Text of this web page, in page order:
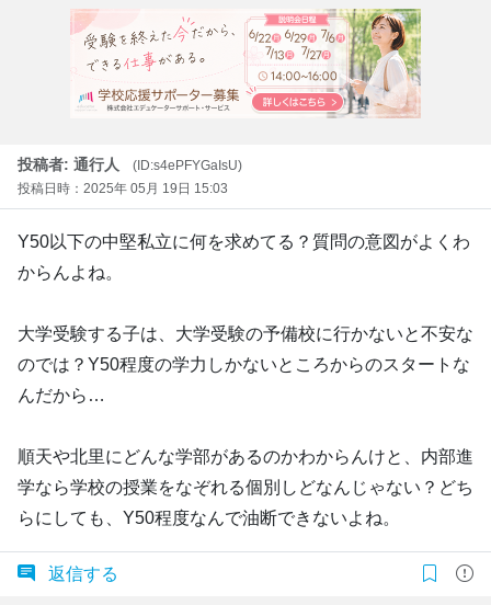
投稿者: 通行人
(ID:s4ePFYGaIsU)
投稿日時：2025年 05月 19日 15:03
Y50以下の中堅私立に何を求めてる？質問の意図がよくわ
からんよね。
大学受験する子は、大学受験の予備校に行かないと不安な
のでは？Y50程度の学力しかないところからのスタートな
んだから…
順天や北里にどんな学部があるのかわからんけと、内部進
学なら学校の授業をなぞれる個別しどなんじゃない？どち
らにしても、Y50程度なんで油断できないよね。
返信する